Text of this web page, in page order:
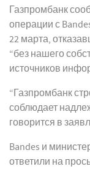
Газпромбанк
операции с
22 марта,
“без нашего
источников
“Газпромбанк
соблюдает
говорится в
Bandes и
ответили на